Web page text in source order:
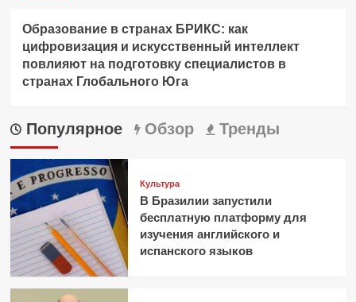
Образование в странах БРИКС: как
цифровизация и искусственный интеллект
повлияют на подготовку специалистов в
странах Глобального Юга
Популярное Обзор Тренды
Культура
В Бразилии запустили
бесплатную платформу для
изучения английского и
испанского языков